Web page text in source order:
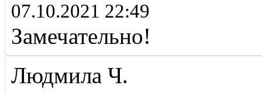
07.10.2021 22:49
Замечательно!
Людмила Ч.